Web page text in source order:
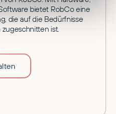
bietet RobCo eine
die auf die Bedürfnisse
ist.